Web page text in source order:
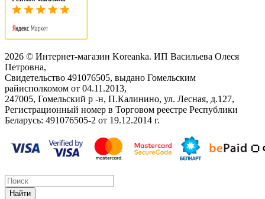
2026 © Интернет-магазин Koreanka. ИП Васильева Олеся
Петровна,
Свидетельство ‎491076505, выдано Гомельским
райисполкомом от 04.11.2013,
247005, Гомельский р -н, П.Калинино, ул. Лесная, д.127,
Регистрационный номер в Торговом реестре Республики
Беларусь: ‎491076505-2 от 19.12.2014 г.
Найти